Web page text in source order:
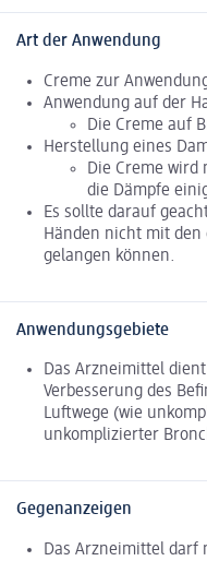
Art der Anwendung
Creme zur
Anwendung auf der
Die Creme auf
Herstellung eines
Die Creme wird
die Dämpfe
Es sollte darauf
Händen nicht mit
gelangen können.
Anwendungsgebiete
Das Arzneimittel
Verbesserung des
Luftwege (wie
unkomplizierter
Gegenanzeigen
Das Arzneimittel darf